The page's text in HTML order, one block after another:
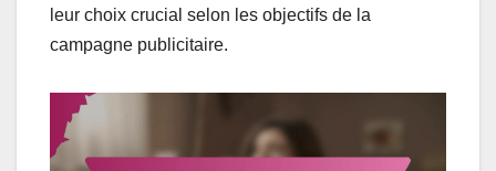
leur choix crucial selon les objectifs de la
campagne publicitaire.